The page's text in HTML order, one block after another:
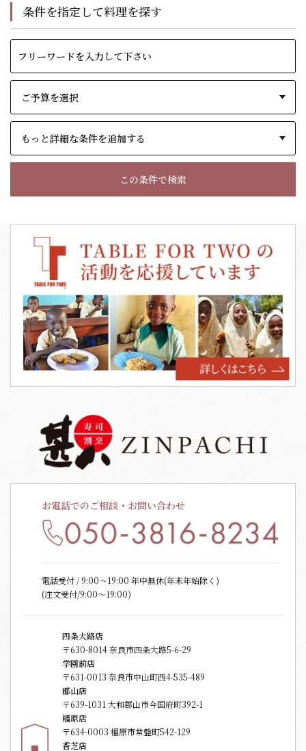
条件を指定して料理を探す
もっと詳細な条件を追加する
この条件で検索
お電話でのご相談・お問い合わせ
電話受付 / 9:00〜19:00 年中無休(年末年始除く)
(注文受付/9:00～19:00)
四条大路店
〒630-8014 奈良市四条大路5-6-29
学園前店
〒631-0013 奈良市中山町西4-535-489
郡山店
〒639-1031 大和郡山市今国府町392-1
橿原店
〒634-0003 橿原市常盤町542-129
香芝店